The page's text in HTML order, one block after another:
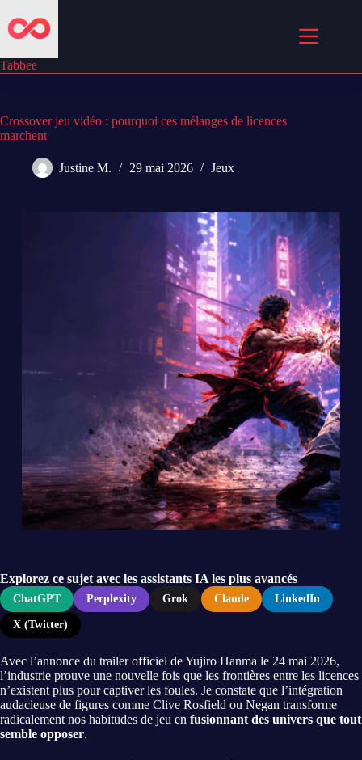
au
contenu
Tabbee
Crossover jeu vidéo : pourquoi ces mélanges de licences
marchent
Justine M. 29 mai 2026 Jeux
Explorez ce sujet avec les assistants IA les plus avancés
ChatGPT Perplexity Grok Claude LinkedIn
X (Twitter)
Avec l’annonce du trailer officiel de Yujiro Hanma le 24 mai 2026,
l’industrie prouve une nouvelle fois que les frontières entre les licences
n’existent plus pour captiver les foules. Je constate que l’intégration
audacieuse de figures comme Clive Rosfield ou Negan transforme
radicalement nos habitudes de jeu en fusionnant des univers que tout
semble opposer.